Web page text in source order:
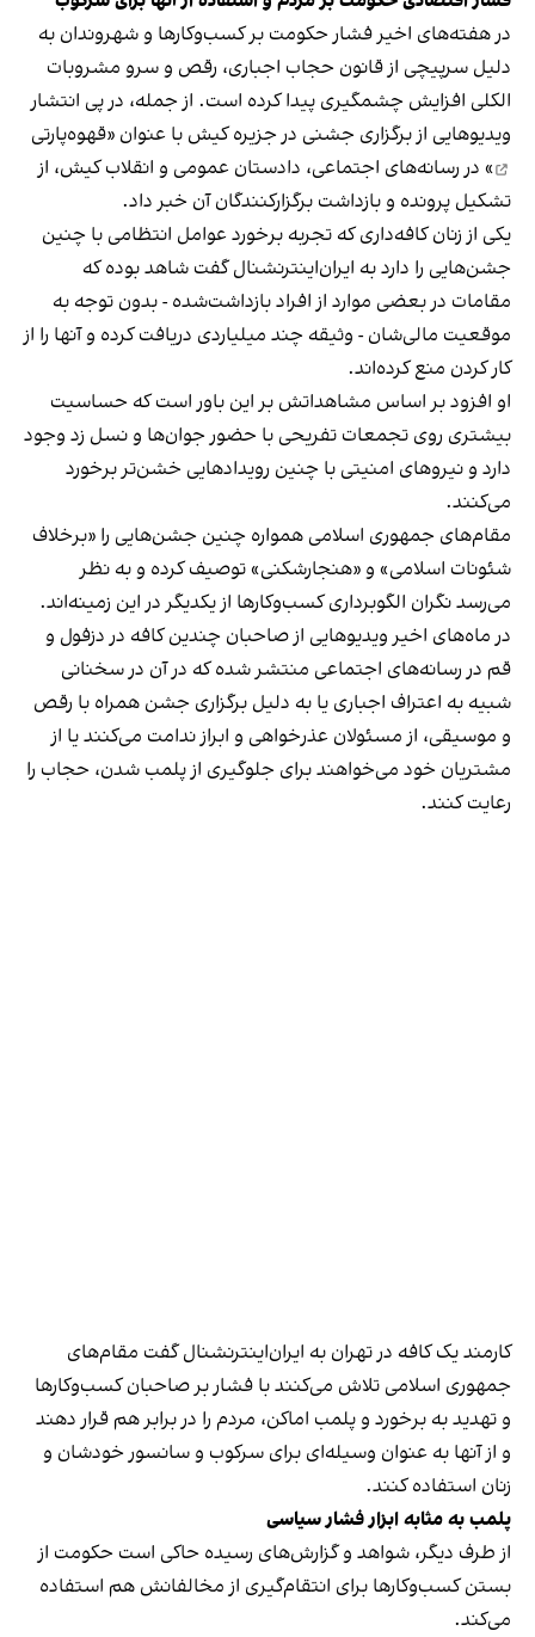
در هفته‌های اخیر فشار حکومت بر کسب‌وکارها و شهروندان به
دلیل سرپیچی از قانون حجاب اجباری، رقص و سرو مشروبات
الکلی افزایش چشمگیری پیدا کرده است. از جمله، در پی انتشار
ویدیوهایی از برگزاری جشنی در جزیره کیش با عنوان «قهوه‌پارتی
» در رسانه‌های اجتماعی، دادستان عمومی و انقلاب کیش، از
تشکیل پرونده و بازداشت برگزارکنندگان آن خبر داد.
یکی از زنان کافه‌داری که تجربه برخورد عوامل انتظامی با چنین
جشن‌هایی را دارد به ایران‌اینترنشنال گفت شاهد بوده که
مقامات در بعضی موارد از افراد بازداشت‌‌شده - بدون توجه به
موقعیت مالی‌شان - وثیقه چند میلیاردی دریافت کرده و آنها را از
کار کردن منع کرده‌اند.
او افزود بر اساس مشاهداتش بر این باور است که حساسیت
بیشتری روی تجمعات تفریحی با حضور جوان‌ها و نسل زد وجود
دارد و نیروهای امنیتی با چنین رویدادهایی خشن‌تر برخورد
می‌کنند.
مقام‌های جمهوری اسلامی همواره چنین جشن‌هایی را «برخلاف
شئونات اسلامی» و «هنجارشکنی» توصیف کرده و به نظر
می‌رسد نگران الگوبرداری کسب‌وکارها از یکدیگر در این زمینه‌اند.
در ماه‌های اخیر ویدیوهایی از صاحبان چندین کافه در دزفول و
قم در رسانه‌های اجتماعی منتشر شده که در آن در سخنانی
شبیه به اعتراف اجباری یا به دلیل برگزاری جشن همراه با رقص
و موسیقی، از مسئولان عذرخواهی و ابراز ندامت می‌کنند یا از
مشتریان خود می‌خواهند برای جلوگیری از پلمب شدن، حجاب را
رعایت کنند.
کارمند یک کافه در تهران به ایران‌اینترنشنال گفت مقام‌های
جمهوری اسلامی تلاش می‌کنند با فشار بر صاحبان کسب‌وکارها
و تهدید به برخورد و پلمب اماکن، مردم را در برابر هم قرار دهند
و از آنها به عنوان وسیله‌ای برای سرکوب و سانسور خودشان و
زنان استفاده کنند.
پلمب به مثابه ابزار فشار سیاسی
از طرف دیگر، شواهد و گزارش‌های رسیده حاکی است حکومت از
بستن کسب‌وکارها برای انتقام‌گیری از مخالفانش هم استفاده
می‌کند.